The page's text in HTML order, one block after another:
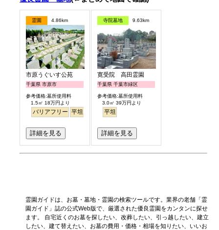
霊園 4.86km
市原うぐいす公苑
千葉県 市原市
参考価格:墓所使用料
1.5㎡ 18万円より
バリアフリー 平坦
詳細を見る
寺院墓地 9.63km
寛受院 高田霊園
千葉県 千葉市緑区
参考価格:墓所使用料
3.0㎡ 39万円より
平坦
詳細を見る
霊園ガイドは、お墓・墓地・霊園の検索ツールです。業界の老舗「霊
園ガイド」誌の公式Web版で、厳選された優良霊園をカンタンに探せ
ます。 自宅近くのお墓を探したい、改葬したい、引っ越したい、建立
したい、建て替えたい、お墓の費用・価格・相場を知りたい、いいお